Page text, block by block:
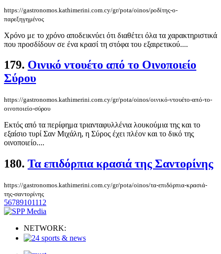
https://gastronomos.kathimerini.com.cy/gr/pota/oinos/ροδίτης-ο-
παρεξηγημένος
Χρόνο με το χρόνο αποδεικνύει ότι διαθέτει όλα τα χαρακτηριστικά
που προσδίδουν σε ένα κρασί τη στόφα του εξαιρετικού....
179. Οινικό ντουέτο από το Οινοποιείο
Σύρου
https://gastronomos.kathimerini.com.cy/gr/pota/oinos/οινικό-ντουέτο-από-το-
οινοποιείο-σύρου
Εκτός από τα περίφημα τριανταφυλλένια λουκούμια της και το
εξαίσιο τυρί Σαν Μιχάλη, η Σύρος έχει πλέον και το δικό της
οινοποιείο....
180. Τα επιδόρπια κρασιά της Σαντορίνης
https://gastronomos.kathimerini.com.cy/gr/pota/oinos/τα-επιδόρπια-κρασιά-
της-σαντορίνης
56789101112
NETWORK: